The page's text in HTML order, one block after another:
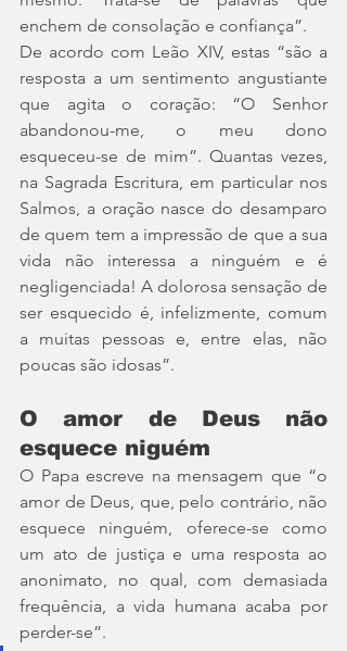
enchem de consolação e confiança”.
De acordo com Leão XIV, estas “são a
resposta a um sentimento angustiante
que agita o coração: “O Senhor
abandonou-me, o meu dono
esqueceu-se de mim”. Quantas vezes,
na Sagrada Escritura, em particular nos
Salmos, a oração nasce do desamparo
de quem tem a impressão de que a sua
vida não interessa a ninguém e é
negligenciada! A dolorosa sensação de
ser esquecido é, infelizmente, comum
a muitas pessoas e, entre elas, não
poucas são idosas”.
O amor de Deus não
esquece niguém
O Papa escreve na mensagem que “o
amor de Deus, que, pelo contrário, não
esquece ninguém, oferece-se como
um ato de justiça e uma resposta ao
anonimato, no qual, com demasiada
frequência, a vida humana acaba por
perder-se”.